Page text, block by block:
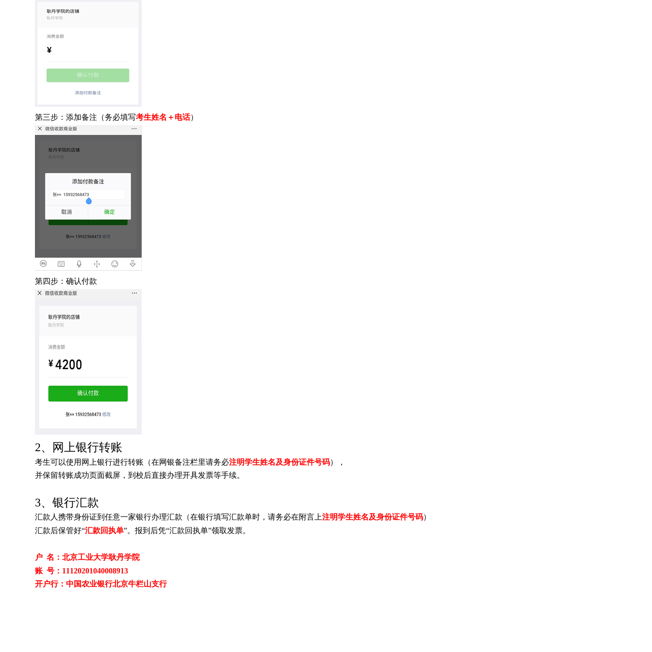
第三步：添加备注（务必填写考生姓名＋电话）
第四步：确认付款
2、网上银行转账
考生可以使用网上银行进行转账（在网银备注栏里请务必注明学生姓名及身份证件号码），
并保留转账成功页面截屏，到校后直接办理开具发票等手续。
3、银行汇款
汇款人携带身份证到任意一家银行办理汇款（在银行填写汇款单时，请务必在附言上注明学生姓名及身份证件号码）
汇款后保管好“汇款回执单”。报到后凭“汇款回执单”领取发票。
户 名：北京工业大学耿丹学院
账 号：11120201040008913
开户行：中国农业银行北京牛栏山支行